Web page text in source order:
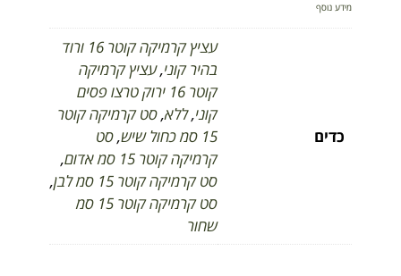
מידע נוסף
כדים
עציץ קרמיקה קוטר 16 ורוד
בהיר קוני,עציץ קרמיקה
קוטר 16 ירוק טרצו פסים
קוני,ללא,סט קרמיקה קוטר
15 סמ כחול שיש
,סט
קרמיקה קוטר 15 סמ אדום
,
סט קרמיקה קוטר 15 סמ לבן
,
סט קרמיקה קוטר 15 סמ
שחור